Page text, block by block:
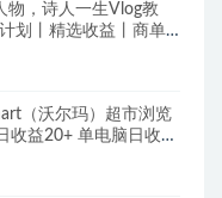
物，诗人一生Vlog教
划丨精选收益丨商单
（沃尔玛）超市浏览
收益20+ 单电脑日收益